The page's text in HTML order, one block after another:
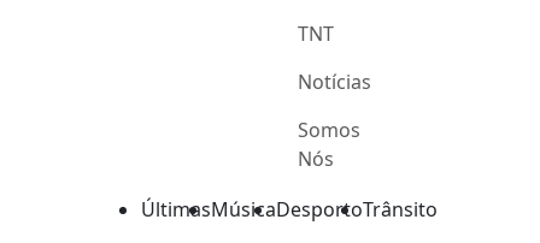
TNT
Notícias
Somos
Nós
ÚltimasMúsicaDesportoTrânsito